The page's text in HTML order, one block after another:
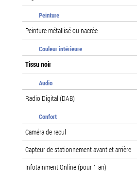
Peinture
Peinture métallisé ou nacrée
Couleur intérieure
Tissu noir
Audio
Radio Digital (DAB)
Confort
Caméra de recul
Capteur de stationnement avant et arrière
Infotainment Online (pour 1 an)